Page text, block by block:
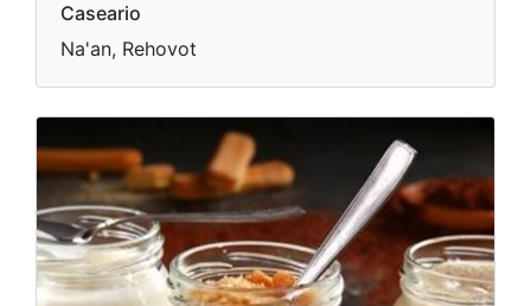
Caseario
Na'an, Rehovot